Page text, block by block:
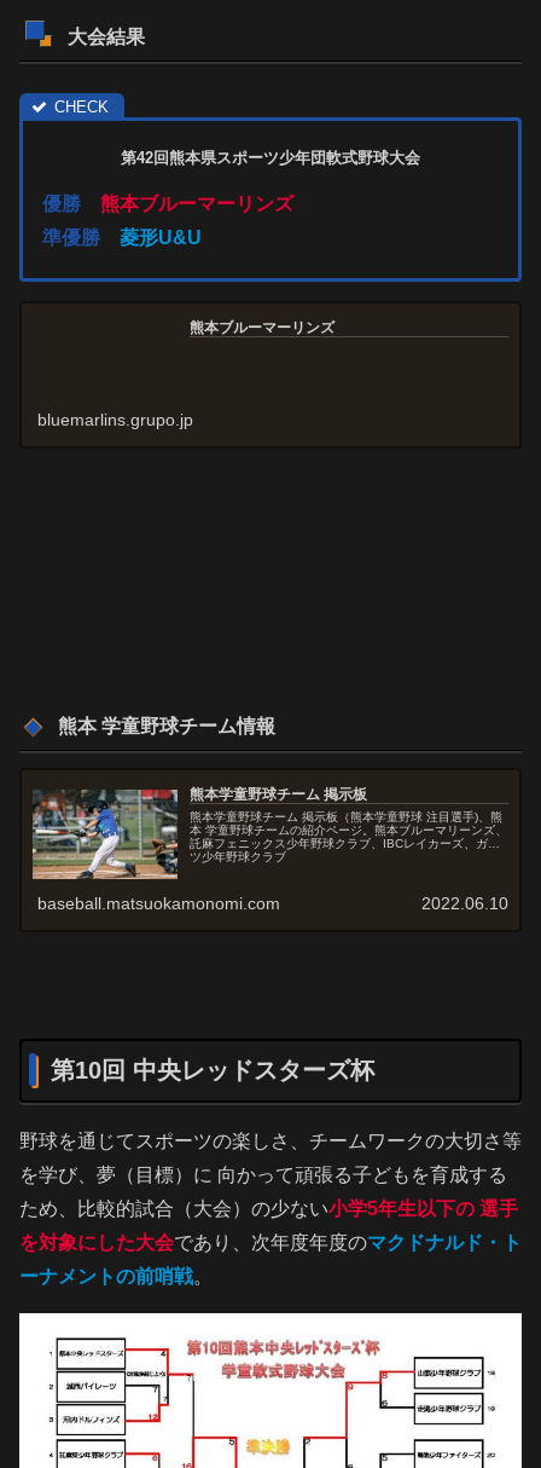
大会結果
第42回熊本県スポーツ少年団軟式野球大会
優勝 熊本ブルーマーリンズ
準優勝
菱形U&U
熊本ブルーマーリンズ
bluemarlins.grupo.jp
熊本 学童野球チーム情報
熊本学童野球チーム 掲示板
熊本学童野球チーム 掲示板（熊本学童野球 注目選手)、熊
本 学童野球チームの紹介ページ。熊本ブルーマリーンズ、
託麻フェニックス少年野球クラブ、IBCレイカーズ、ガッ
ツ少年野球クラブ
baseball.matsuokamonomi.com 2022.06.10
第10回 中央レッドスターズ杯
野球を通じてスポーツの楽しさ、チームワークの大切さ等
を学び、夢（目標）に 向かって頑張る子どもを育成する
ため、比較的試合（大会）の少ない小学5年生以下の 選手
を対象にした大会であり、次年度年度のマクドナルド・ト
ーナメントの前哨戦。